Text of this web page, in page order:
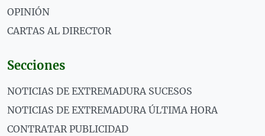
OPINIÓN
CARTAS AL DIRECTOR
Secciones
NOTICIAS DE EXTREMADURA SUCESOS
NOTICIAS DE EXTREMADURA ÚLTIMA HORA
CONTRATAR PUBLICIDAD